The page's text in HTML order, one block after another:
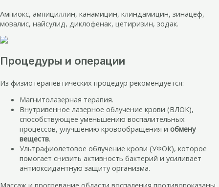
Ампиокс, ампициллин, канамицин, клиндамицин, зинацеф,
мовалис, найсулид, диклофенак, цетиризин, зодак.
Процедуры и операции
Из физиотерапевтических процедур рекомендуется:
Магнитолазерная терапия.
Внутривенное лазерное облучение крови (ВЛОК),
способствующее уменьшению воспалительных
процессов, улучшению кровообращения и обмену
веществ.
Ультрафиолетовое облучение крови (УФОК), которое
помогает снизить активность бактерий и усиливает
антиоксидантную защиту организма.
Массаж и прогревание области воспаления противопоказаны.